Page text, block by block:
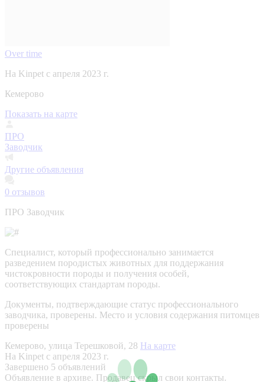
Over time
На Kinpet c апреля 2023 г.
Кемерово
Показать на карте
ПРО
Заводчик
Другие объявления
0 отзывов
ПРО Заводчик
Специалист, который профессионально занимается
разведением породистых животных для поддержания
чистокровности породы и получения особей,
соответствующих стандартам породы.
Документы, подтверждающие статус профессионального
заводчика, проверены. Место и условия содержания питомцев
проверены
Кемерово, улица Терешковой, 28 На карте
На Kinpet c апреля 2023 г.
Завершено 5 объявлений
Объявление в архиве. Продавец скрыл свои контакты.